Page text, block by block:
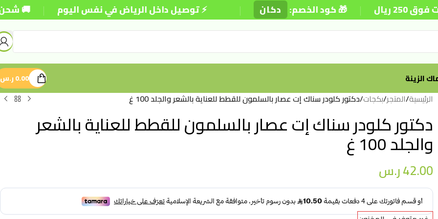
⚡ توصيل داخل الرياض في نفس اليوم | 🚚 شحن | 🎁 كود الخصم: دكان |
الزينة 0.00ر.س
الرئيسية/المتجر/بكجات/دكتور كلودر سناك إت عصار بالسلمون للقطط للعناية بالشعر والجلد 100 غ
دكتور كلودر سناك إت عصار بالسلمون للقطط للعناية بالشعر
والجلد 100 غ
42.00ر.س